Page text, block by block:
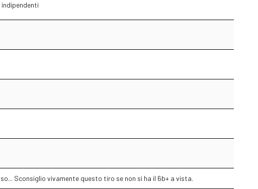
indipendenti
Sconsiglio vivamente questo tiro se non si ha il 6b+ a vista.